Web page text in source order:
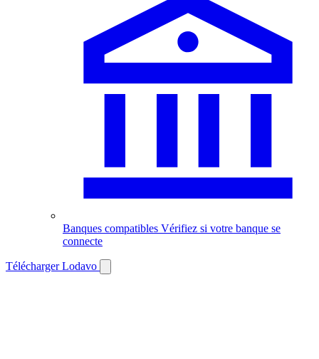
Banques compatibles Vérifiez si votre banque se
connecte
Télécharger Lodavo